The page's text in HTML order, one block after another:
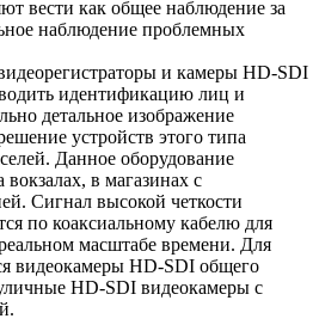
вести как общее наблюдение за
наблюдение проблемных
и камеры HD-SDI
идентификацию лиц и
детальное изображение
устройств этого типа
Данное оборудование
вокзалах, в магазинах с
Сигнал высокой четкости
по коаксиальному кабелю для
масштабе времени. Для
видеокамеры HD-SDI общего
HD-SDI видеокамеры с